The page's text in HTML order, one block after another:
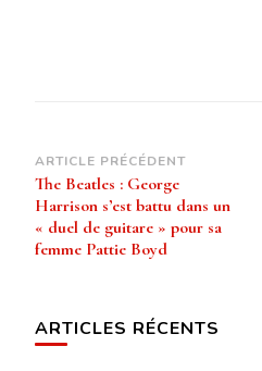
Navigation
d’article
ARTICLE PRÉCÉDENT
The Beatles : George
Harrison s’est battu dans un
« duel de guitare » pour sa
femme Pattie Boyd
ARTICLES RÉCENTS